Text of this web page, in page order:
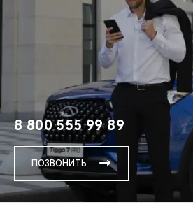
8 800 555 99 89
ПОЗВОНИТЬ